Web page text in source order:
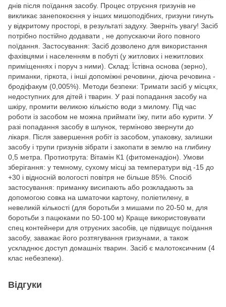
днів після поїдання засобу. Процес отруєння гризунів не
викликає занепокоєння у інших мишоподібних, гризуни гинуть
у відкритому просторі, в результаті задуху. Зверніть увагу! Засіб
потрібно постійно додавати , не допускаючи його повного
поїдання. Застосування: Засіб дозволено для використання
фахівцями і населенням в побуті (у житлових і нежитлових
приміщеннях і поруч з ними). Склад: Їстівна основа (зерно),
приманки, гіркота, і інші допоміжні речовини, діюча речовина -
бродіфакум (0,005%). Методи безпеки: Тримати засіб у місцях,
недоступних для дітей і тварин. У разі попадання засобу на
шкіру, промити великою кількістю води з милому. Під час
роботи із засобом не можна приймати їжу, пити або курити. У
разі попадання засобу в шлунок, терміново звернути до
лікаря. Після завершення робіт із засобом, упаковку, залишки
засобу і трупи гризунів зібрати і закопати в землю на глибину
0,5 метра. Протиотрута: Вітамін К1 (фитоменадіон). Умови
зберігання: у темному, сухому місці за температури від -15 до
+30 і відносній вологості повітря не більше 85%. Спосіб
застосування: приманку висипають або розкладають за
допомогою совка на шматочки картону, поліетилену, в
невеликій кількості (для боротьби з мишами по 20-50 м, для
боротьби з пацюками по 50-100 м) Краще використовувати
спец контейнери для отруєних засобів, це підвищує поїдання
засобу, заважає його розтягування гризунами, а також
ускладнює доступ домашніх тварин. Засіб є малотоксичним (4
клас небезпеки).
Відгуки